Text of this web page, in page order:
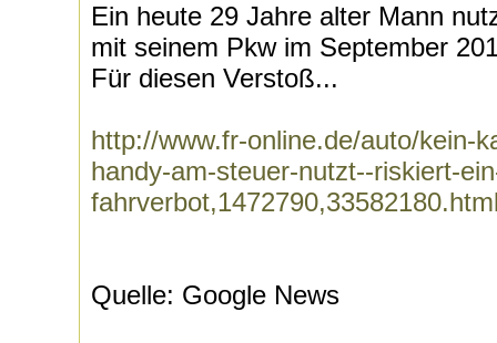
Ein heute 29 Jahre alter Mann
mit seinem Pkw im September
Für diesen Verstoß...
http://www.fr-online.de/auto/kein-
handy-am-steuer-nutzt--riskiert-
Quelle: Google News